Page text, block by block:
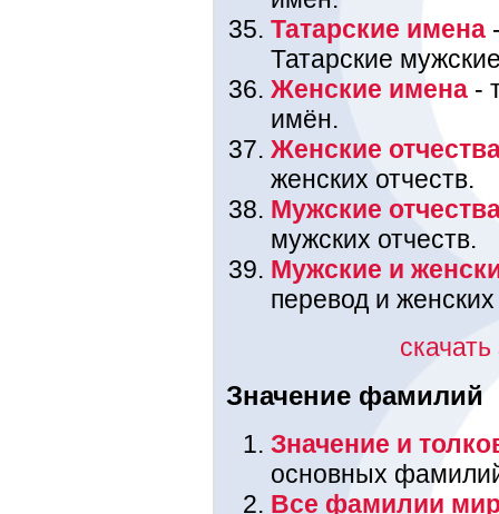
Татарские имена
Татарские
Женские имена -
имён.
Женские
женских отчеств.
Мужские
мужских отчеств.
Мужские и
перевод и
Значение фамилий
Значение и
основных
Все фамилии